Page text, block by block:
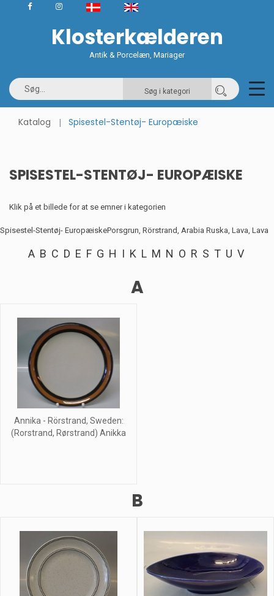
Klosterkælderen
Antik & Porcelæn, Mariager
Søg i kategori
Katalog Spisestel-Stentøj- Europæiske
SPISESTEL-STENTØJ- EUROPÆISKE
Klik på et billede for at se emner i kategorien
Spisestel-Stentøj- EuropæiskePorsgrun, Rörstrand, Arabia Ruska, Lava, Lava
A B C D E F G H I K L M N O R S T U V
A
Annika - Rörstrand, Sweden:
(Rorstrand, Rørstrand) Anikka
B